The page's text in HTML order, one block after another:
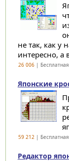
не так, как у
интересно, а
26 006|
Японские
59 212|
Редактор